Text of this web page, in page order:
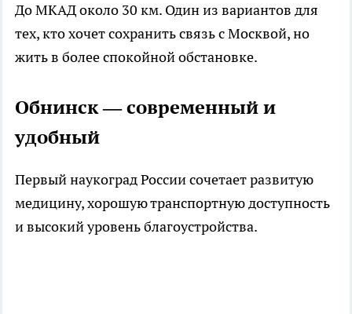
До МКАД около 30 км. Один из вариантов для
тех, кто хочет сохранить связь с Москвой, но
жить в более спокойной обстановке.
Обнинск — современный и
удобный
Первый наукоград России сочетает развитую
медицину, хорошую транспортную доступность
и высокий уровень благоустройства.